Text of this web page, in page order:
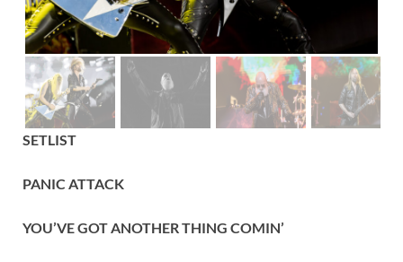
SETLIST
PANIC ATTACK
YOU’VE GOT ANOTHER THING COMIN’